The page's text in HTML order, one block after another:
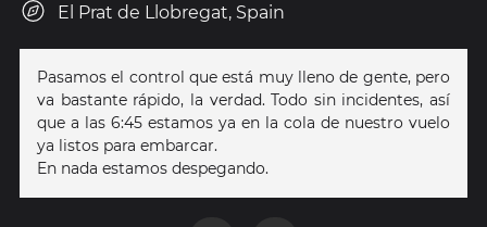
El Prat de Llobregat, Spain
Pasamos el control que está muy lleno de gente, pero
va bastante rápido, la verdad. Todo sin incidentes, así
que a las 6:45 estamos ya en la cola de nuestro vuelo
ya listos para embarcar.
En nada estamos despegando.